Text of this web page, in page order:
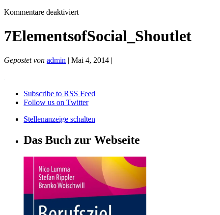
Kommentare deaktiviertfür
7ElementsofSocial_Shoutlet
Gepostet von admin | Mai 4, 2014 |
Subscribe to RSS Feed
Follow us on Twitter
Stellenanzeige schalten
Das Buch zur Webseite